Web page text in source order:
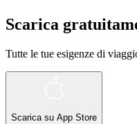
Scarica
Tutte le tue esigenze di
Scarica su App Store